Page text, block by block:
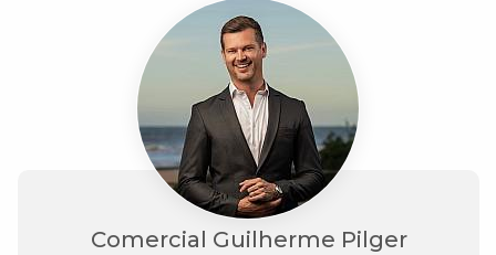
Comercial Guilherme Pilger